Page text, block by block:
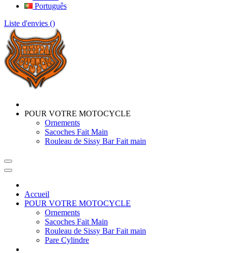
Português
Liste d'envies ()
POUR VOTRE MOTOCYCLE
Ornements
Sacoches Fait Main
Rouleau de Sissy Bar Fait main
Accueil
POUR VOTRE MOTOCYCLE
Ornements
Sacoches Fait Main
Rouleau de Sissy Bar Fait main
Pare Cylindre